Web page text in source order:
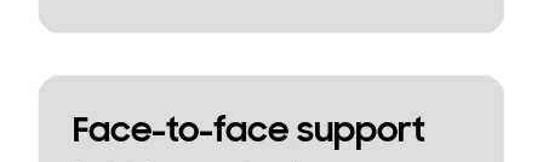
Face-to-face support